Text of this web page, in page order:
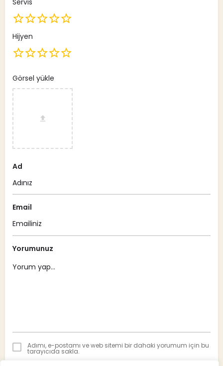
Servis
Hijyen
Görsel yükle
Ad
Email
Yorumunuz
Adımı, e-postamı ve web sitemi bir dahaki yorumum için bu
tarayıcıda sakla.